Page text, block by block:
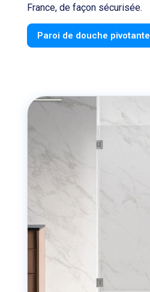
France, de façon sécurisée.
Paroi de douche pivotante